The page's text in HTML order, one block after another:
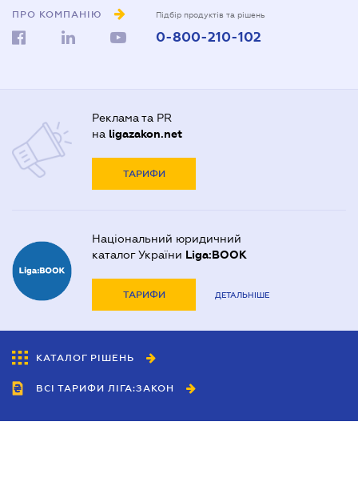
ПРО КОМПАНІЮ Підбір продуктів та рішень
0-800-210-102
Реклама та PR
на ligazakon.net
ТАРИФИ
Національний юридичний
каталог України Liga:BOOK
ТАРИФИ ДЕТАЛЬНІШЕ
КАТАЛОГ РІШЕНЬ
ВСІ ТАРИФИ ЛІГА:ЗАКОН